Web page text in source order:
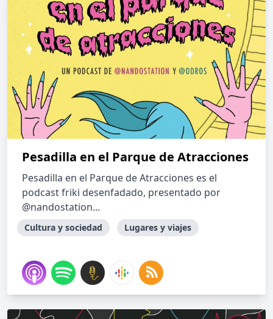
Pesadilla en el Parque de Atracciones
Pesadilla en el Parque de Atracciones es el
podcast friki desenfadado, presentado por
@nandostation...
Cultura y sociedad Lugares y viajes